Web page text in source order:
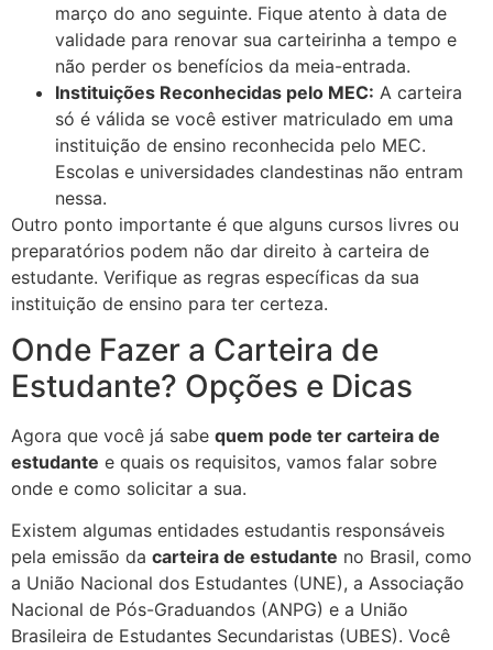
março do ano seguinte. Fique atento à data de
validade para renovar sua carteirinha a tempo e
não perder os benefícios da meia-entrada.
Instituições Reconhecidas pelo MEC: A carteira
só é válida se você estiver matriculado em uma
instituição de ensino reconhecida pelo MEC.
Escolas e universidades clandestinas não entram
nessa.
Outro ponto importante é que alguns cursos livres ou
preparatórios podem não dar direito à carteira de
estudante. Verifique as regras específicas da sua
instituição de ensino para ter certeza.
Onde Fazer a Carteira de
Estudante? Opções e Dicas
Agora que você já sabe quem pode ter carteira de
estudante e quais os requisitos, vamos falar sobre
onde e como solicitar a sua.
Existem algumas entidades estudantis responsáveis
pela emissão da carteira de estudante no Brasil, como
a União Nacional dos Estudantes (UNE), a Associação
Nacional de Pós-Graduandos (ANPG) e a União
Brasileira de Estudantes Secundaristas (UBES). Você